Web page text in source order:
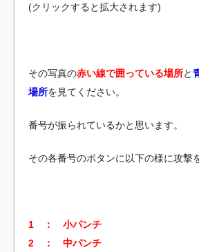
(クリックすると拡大されます)
その写真の赤い線で囲っている場所と
場所を見てください。
番号が振られているかと思います。
その各番号のボタンに以下の様に攻撃
1 ： 小パンチ
2 ： 中パンチ